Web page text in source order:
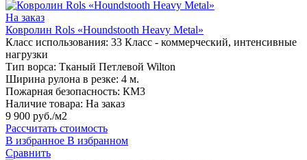
На заказ
Ковролин Rols «Houndstooth Heavy Metal»
Класс использования: 33 Класс - коммерческий, интенсивные
нагрузки
Тип ворса: Тканый Петлевой Wilton
Ширина рулона в резке: 4 м.
Пожарная безопасность: КМ3
Наличие товара: На заказ
9 900 руб./м2
Рассчитать стоимость
В избранное В избранном
Сравнить